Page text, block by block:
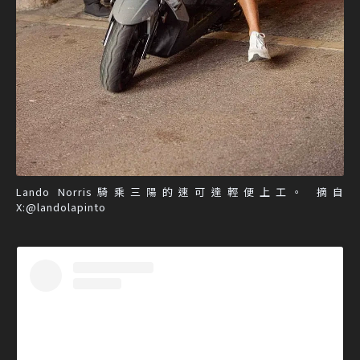
Lando Norris騎乘三陽的速可達輕便上工。 摘自
X:@landolapinto